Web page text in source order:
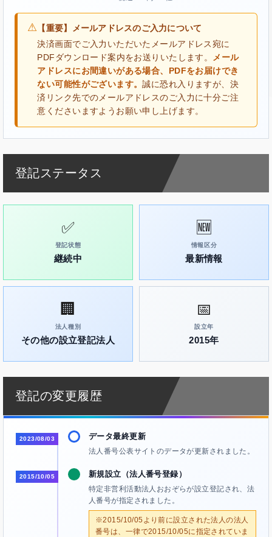
⚠ 【重要】メールアドレスのご入力について
決済画面でご入力いただいたメールアドレス宛に
PDFダウンロード案内をお送りいたします。
メール
アドレスにお間違いがある場合、PDFをお届けでき
ない可能性がございます。誠に恐れ入りますが、決
済リンク先でのメールアドレスのご入力に十分ご注
意くださいますようお願い申し上げます。
登記ステータス
✅
登記状態
継続中
🆕
情報区分
最新情報
🏢
法人種別
その他の設立登記法人
📅
設立年
2015年
登記の変更履歴
2023/08/03 データ最終更新
法人番号公表サイトのデータが更新されました。
2015/10/05 新規設立（法人番号登録）
特定非営利活動法人おおぞらが設立登記され、法
人番号が指定されました。
※2015/10/05より前に設立された法人の法人
番号は、一律で2015/10/05に指定されていま